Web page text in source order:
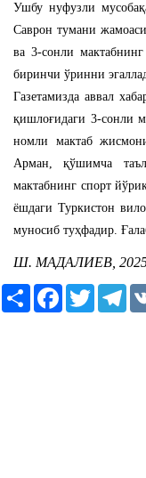
Ушбу нуфузли
Саврон тумани
ва 3-сонли
биринчи ўринни
Газетамизда аввал
қишлоғидаги 3-сонли
номли мактаб
Арман, қўшимча
мактабнинг спорт
ёшдаги Туркистон
муносиб туҳфадир.
Ш. МАДАЛИЕВ,
РесурсFacebook
Twitter